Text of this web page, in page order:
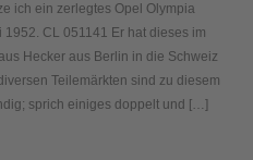
ich ein zerlegtes Opel Olympia
CL 051141 Er hat dieses im
Hecker aus Berlin in die Schweiz
Teilemärkten sind zu diesem
sprich einiges doppelt und […]